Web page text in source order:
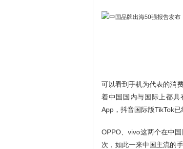
可以看到手机为代表的消
着中国国内与国际上都
App，抖音国际版TikTok
OPPO、vivo这两个在中
次，如此一来中国主流的